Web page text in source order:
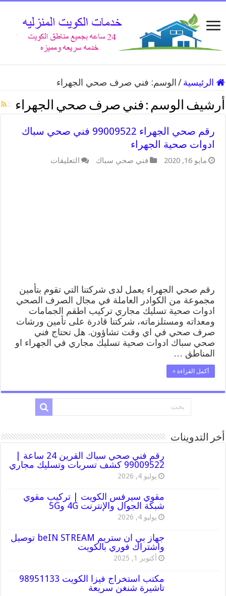
الرئيسية / الوسم: فني صرف صحي الجهراء
أرشيف الوسم : فني صرف صحي الجهراء
رقم صحي الجهراء 99009522 فني صحي سباك
ادوات صحية الجهراء
مايو 16, 2020 فني صحي سباك التعليقات
رقم صحي الجهراء يعمل لدى شركتنا التي تقوم بتأمين
مجموعة من الكوادر العاملة في مجال الصرف الصحي
ادوات صحية تسليك مجاري تركيب اطقم الجمامات
ومعداته ومستلزماته، شركتنا قادرة على تأمين ورشات
صرف صحي في اي وقت تشاؤون. هل تحتاج فني
صحي سباك ادوات صحية تسليك مجاري في الجهراء او
المناطق …
أكمل القراءة »
أخر التدوينات
رقم فني صحي سباك القرين 24 ساعة |
99009522 كشف تسربات وتسليك مجاري
يوليو 4, 2026
مقوي سيرفس الكويت | تركيب مقوي
شبكة الجوال والإنترنت 4G و5G
يوليو 4, 2026
جهاز بي ان ستريم beIN STREAM توصيل
واشتراك فوري بالكويت
أكتوبر 1, 2025
مكتب استخراج فيزا الكويت 98951133
تاشيرة شنغن سريعة